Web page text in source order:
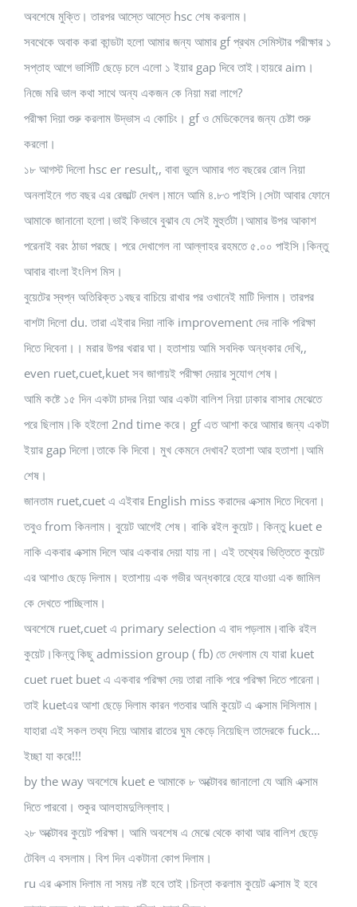
অবশেষে মুক্তি। তারপর আস্তে আস্তে hsc শেষ করলাম।
সবথেকে অবাক করা কান্ডটা হলো আমার জন্য আমার gf প্রথম সেমিস্টার পরীক্ষার ১
সপ্তাহ আগে ভার্সিটি ছেড়ে চলে এলো ১ ইয়ার gap দিবে তাই।হায়রে aim।
নিজে মরি ভাল কথা সাথে অন্য একজন কে নিয়া মরা লাগে?
পরীক্ষা দিয়া শুরু করলাম উদ্ভাস এ কোচিং। gf ও মেডিকেলের জন্য চেষ্টা শুরু
করলো।
১৮ আগস্ট দিলো hsc er result,, বাবা ভুলে আমার গত বছরের রোল নিয়া
অনলাইনে গত বছর এর রেজাল্ট দেখল।মানে আমি ৪.৮৩ পাইসি।সেটা আবার ফোনে
আমাকে জানানো হলো।ভাই কিভাবে বুঝাব যে সেই মুহুর্তটা।আমার উপর আকাশ
পরেনাই বরং ঠাডা পরছে। পরে দেখাগেল না আল্লাহর রহমতে ৫.০০ পাইসি।কিন্তু
আবার বাংলা ইংলিশ মিস।
বুয়েটের স্বপ্ন অতিরিক্ত ১বছর বাচিয়ে রাখার পর ওখানেই মাটি দিলাম। তারপর
বাশটা দিলো du. তারা এইবার দিয়া নাকি improvement দের নাকি পরিক্ষা
দিতে দিবেনা।। মরার উপর খরার ঘা। হতাশায় আমি সবদিক অন্ধকার দেখি,,
even ruet,cuet,kuet সব জাগায়ই পরীক্ষা দেয়ার সুযোগ শেষ।
আমি কষ্টে ১৫ দিন একটা চাদর নিয়া আর একটা বালিশ নিয়া ঢাকার বাসার মেঝেতে
পরে ছিলাম।কি হইলো 2nd time করে। gf এত আশা করে আমার জন্য একটা
ইয়ার gap দিলো।তাকে কি দিবো। মুখ কেমনে দেখাব? হতাশা আর হতাশা।আমি
শেষ।
জানতাম ruet,cuet এ এইবার English miss করাদের এক্সাম দিতে দিবেনা।
তবুও from কিনলাম। বুয়েট আগেই শেষ। বাকি রইল কুয়েট। কিন্তু kuet e
নাকি একবার এক্সাম দিলে আর একবার দেয়া যায় না। এই তথ্যের ভিত্তিতে কুয়েট
এর আশাও ছেড়ে দিলাম। হতাশায় এক গভীর অন্ধকারে হেরে যাওয়া এক জামিল
কে দেখতে পাচ্ছিলাম।
অবশেষে ruet,cuet এ primary selection এ বাদ পড়লাম।বাকি রইল
কুয়েট।কিন্তু কিছু admission group ( fb) তে দেখলাম যে যারা kuet
cuet ruet buet এ একবার পরিক্ষা দেয় তারা নাকি পরে পরিক্ষা দিতে পারেনা।
তাই kuetএর আশা ছেড়ে দিলাম কারন গতবার আমি কুয়েট এ এক্সাম দিসিলাম।
যাহারা এই সকল তথ্য দিয়ে আমার রাতের ঘুম কেড়ে নিয়েছিল তাদেরকে fuck…
ইচ্ছা যা করে!!!
by the way অবশেষে kuet e আমাকে ৮ অক্টোবর জানালো যে আমি এক্সাম
দিতে পারবো। শুকুর আলহামদুলিল্লাহ।
২৮ অক্টোবর কুয়েট পরিক্ষা। আমি অবশেষ এ মেঝে থেকে কাথা আর বালিশ ছেড়ে
টেবিল এ বসলাম। বিশ দিন একটানা কোপ দিলাম।
ru এর এক্সাম দিলাম না সময় নষ্ট হবে তাই।চিন্তা করলাম কুয়েট এক্সাম ই হবে